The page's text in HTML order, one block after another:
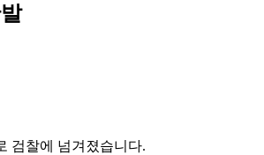
검찰에 넘겨졌습니다.